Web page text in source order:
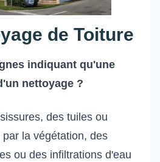
de Toiture
indiquant qu'une
nettoyage ?
des tuiles ou
la végétation, des
ou des infiltrations d'eau